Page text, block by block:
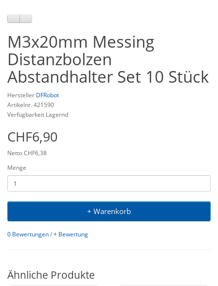
M3x20mm Messing
Distanzbolzen
Abstandhalter Set 10 Stück
Hersteller DFRobot
Artikelnr. 421590
Verfügbarkeit Lagernd
CHF6,90
Netto CHF6,38
Menge
+ Warenkorb
0 Bewertungen/+ Bewertung
Ähnliche Produkte